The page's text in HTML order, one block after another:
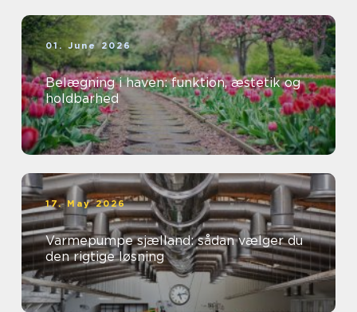
01. June 2026
Belægning i haven: funktion, æstetik og
holdbarhed
17. May 2026
Varmepumpe sjælland: sådan vælger du
den rigtige løsning